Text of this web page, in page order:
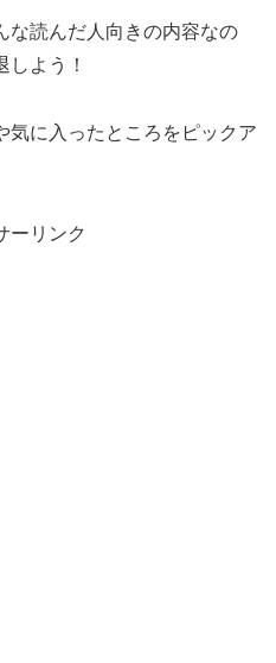
な読んだ人向きの内容なの
よう！
気に入ったところをピックア
ーリンク